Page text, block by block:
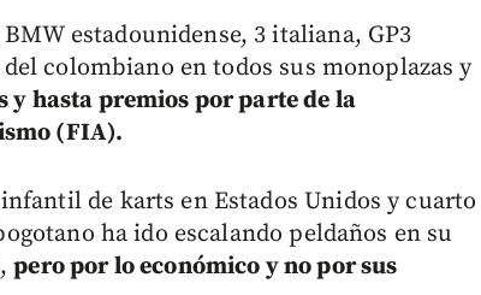
estadounidense, 3 italiana, GP3
colombiano en todos sus monoplazas y
y hasta premios por parte de la
(FIA).
de karts en Estados Unidos y cuarto
ha ido escalando peldaños en su
pero por lo económico y no por sus